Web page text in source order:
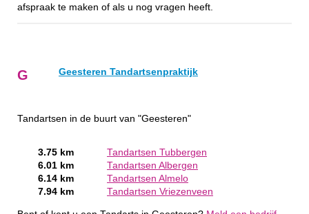
afspraak te maken of als u nog vragen heeft.
G Geesteren Tandartsenpraktijk
Tandartsen in de buurt van "Geesteren"
3.75 km
Tandartsen Tubbergen
6.01 km
Tandartsen Albergen
6.14 km
Tandartsen Almelo
7.94 km
Tandartsen Vriezenveen